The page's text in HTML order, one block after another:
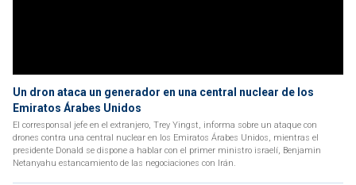
Un dron ataca un generador en una central nuclear de los
Emiratos Árabes Unidos
El corresponsal jefe en el extranjero, Trey Yingst, informa sobre un ataque con
drones contra una central nuclear en los Emiratos Árabes Unidos, mientras el
presidente Donald se dispone a hablar con el primer ministro israelí, Benjamin
Netanyahu estancamiento de las negociaciones con Irán.